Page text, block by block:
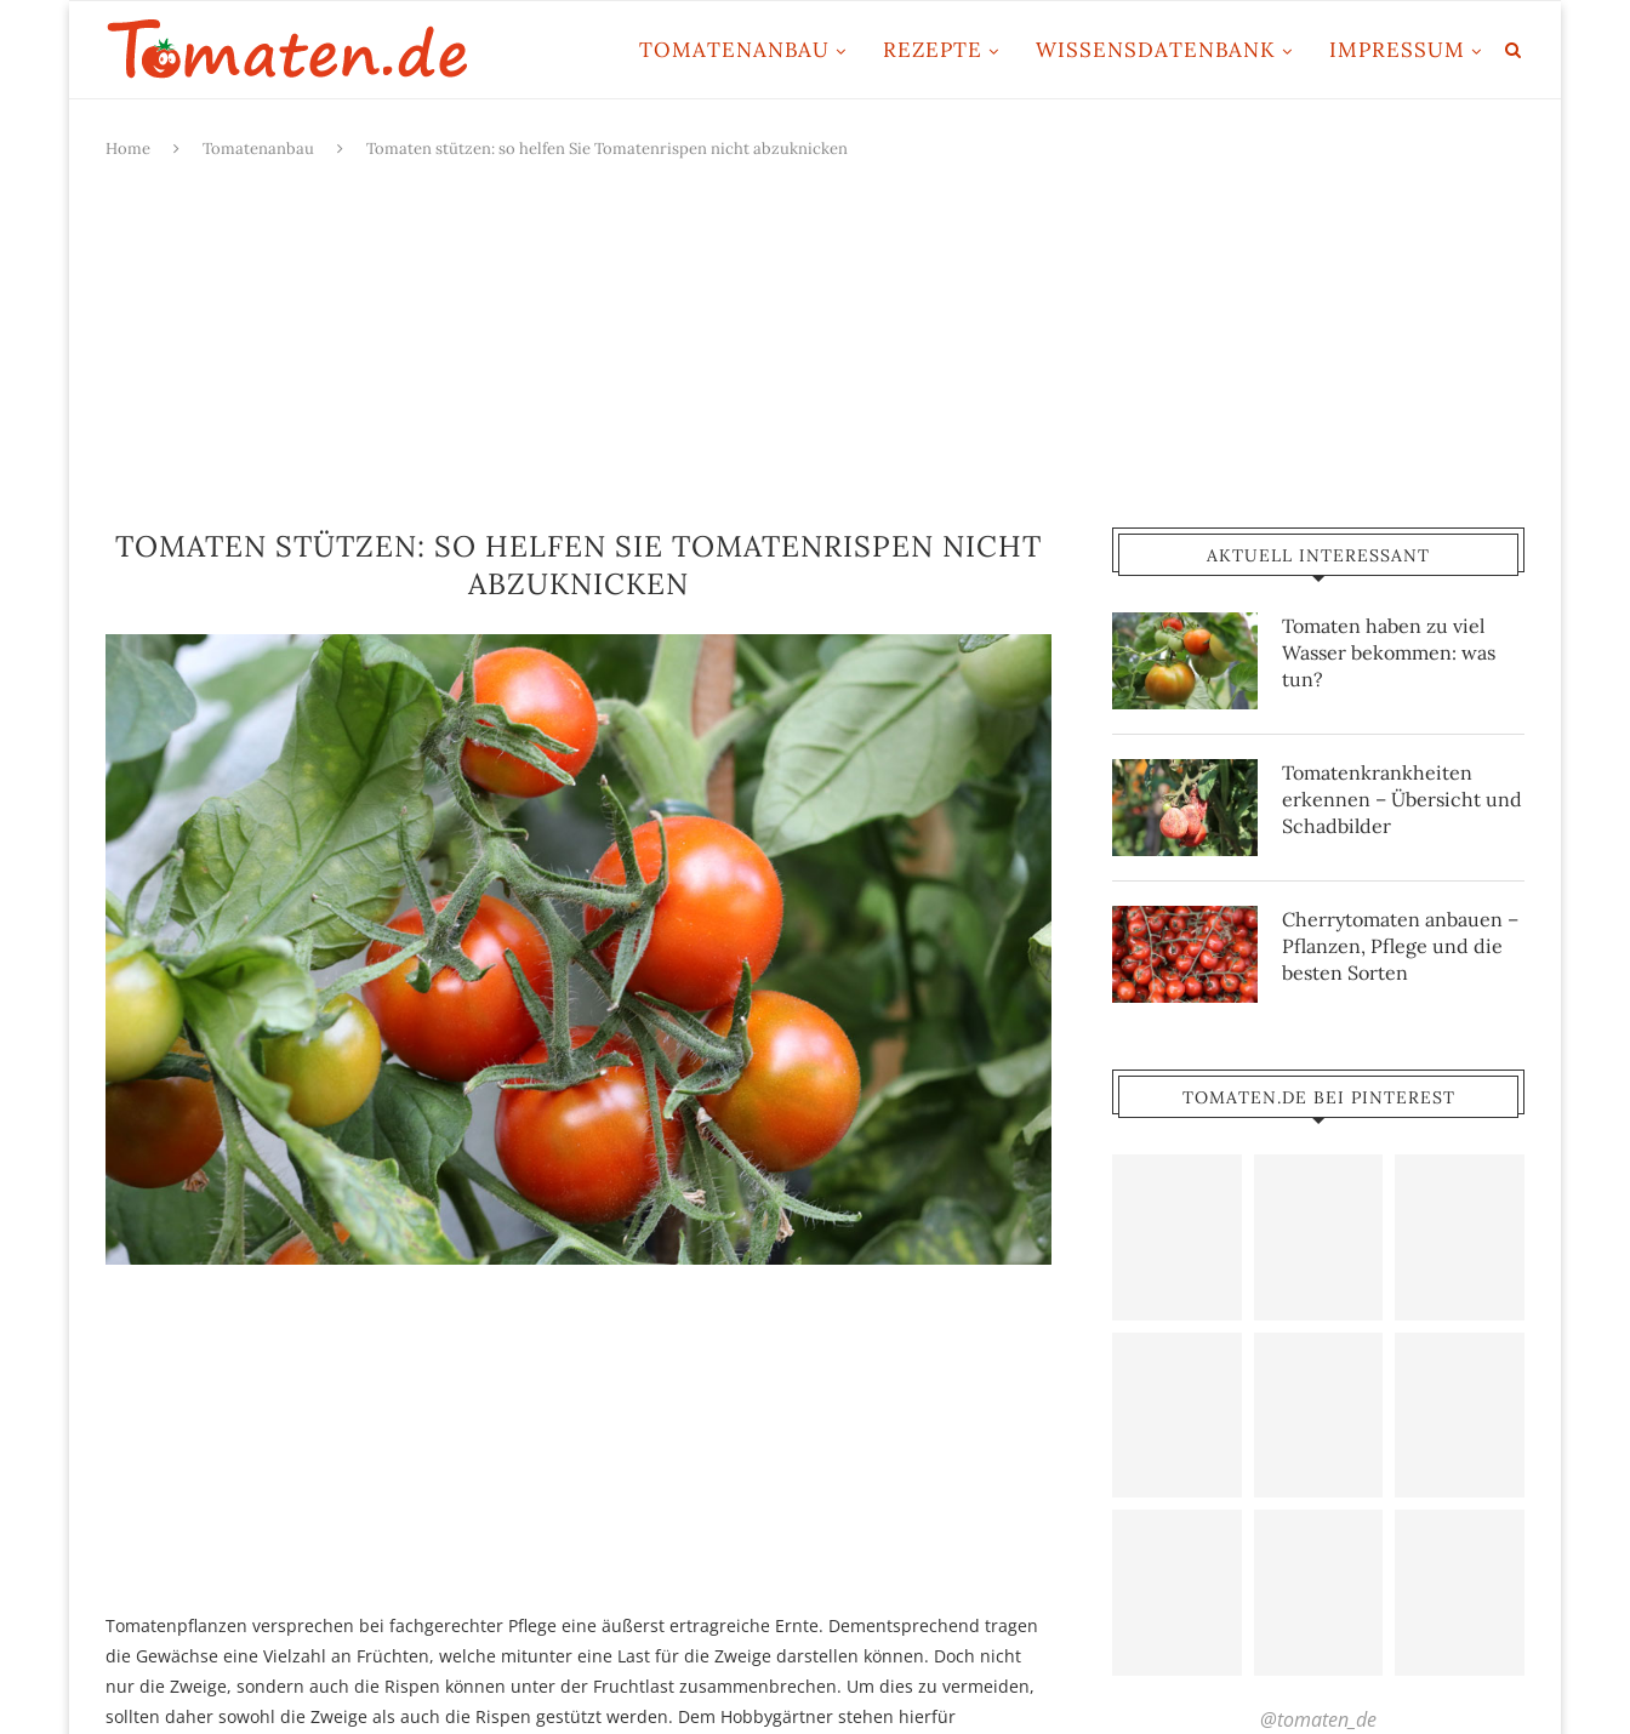
TOMATENANBAU REZEPTE WISSENSDATENBANK IMPRESSUM
Home Tomatenanbau Tomaten stützen: so helfen Sie Tomatenrispen nicht abzuknicken
TOMATEN STÜTZEN: SO HELFEN SIE TOMATENRISPEN NICHT
ABZUKNICKEN
Tomatenpflanzen versprechen bei fachgerechter Pflege eine äußerst ertragreiche Ernte. Dementsprechend tragen
die Gewächse eine Vielzahl an Früchten, welche mitunter eine Last für die Zweige darstellen können. Doch nicht
nur die Zweige, sondern auch die Rispen können unter der Fruchtlast zusammenbrechen. Um dies zu vermeiden,
sollten daher sowohl die Zweige als auch die Rispen gestützt werden. Dem Hobbygärtner stehen hierfür
AKTUELL INTERESSANT
Tomaten haben zu viel
Wasser bekommen: was
tun?
Tomatenkrankheiten
erkennen – Übersicht und
Schadbilder
Cherrytomaten anbauen –
Pflanzen, Pflege und die
besten Sorten
TOMATEN.DE BEI PINTEREST
@tomaten_de